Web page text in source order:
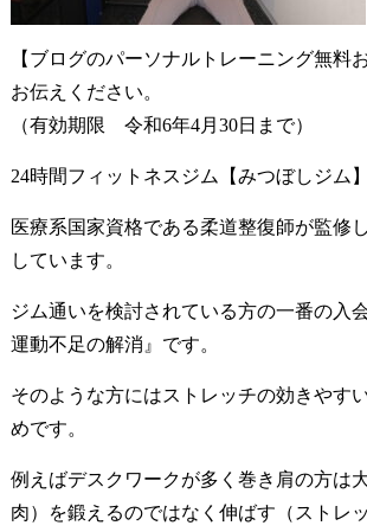
【ブログのパーソナルトレーニング無料
お伝えください。
（有効期限 令和6年4月30日まで）
24時間フィットネスジム【みつぼしジム
医療系国家資格である柔道整復師が監修
しています。
ジム通いを検討されている方の一番の入
運動不足の解消』です。
そのような方にはストレッチの効きやす
めです。
例えばデスクワークが多く巻き肩の方は
肉）を鍛えるのではなく伸ばす（ストレ